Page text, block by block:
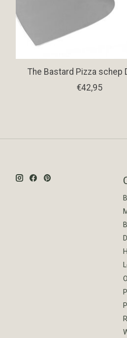
The Bastard Pizza schep
€42,95